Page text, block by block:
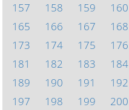
157
158 159 160
165
166 167 168
173
174 175 176
181
182 183 184
189
190 191 192
197
198 199 200